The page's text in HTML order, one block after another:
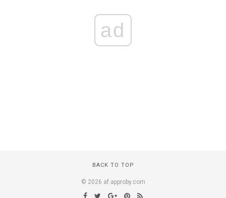
ad
BACK TO TOP
© 2026 af.approby.com